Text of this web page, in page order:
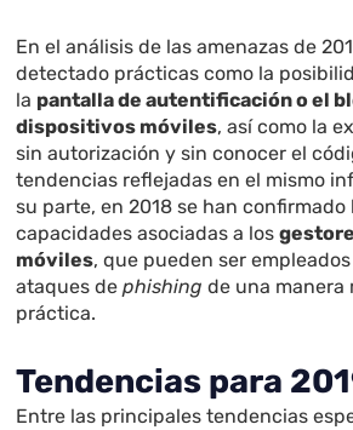
En el análisis de las amenazas de
detectado prácticas como la
la pantalla de autentificación o el
dispositivos móviles, así como la
sin autorización y sin conocer el
tendencias reflejadas en el mismo
su parte, en 2018 se han confirmado
capacidades asociadas a los
móviles, que pueden ser
ataques dephishing de una manera
práctica.
Tendencias para
Entre las principales tendencias